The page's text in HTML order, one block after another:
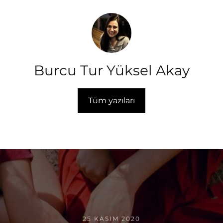
Burcu Tur Yüksel Akay
Tüm yazıları
25 KASIM 2020